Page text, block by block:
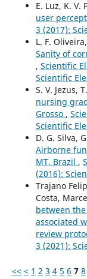
E. Luz, K. V.
user
3 (2017):
L. F.
Sanity of
, Scientific
Scientific
S. V. Jezus,
nursing
Grosso ,
Scientific
D. G. Silva,
Airborne
MT, Brazil ,
(2016):
Trajano
Costa,
between
associated
review
3 (2021):
<< < 1 2 3 4 5 6 7 8